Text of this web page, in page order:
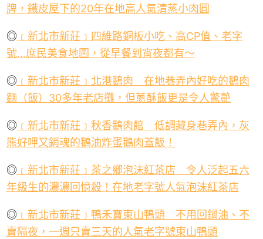
牌，鐵皮屋下的20年在地高人氣清蒸小肉圓
◎ ﹝新北市新莊﹞四維路銅板小吃、高CP值、老字
號...庶民美食地圖，從早餐到宵夜都有～
◎ ﹝新北市新莊﹞北港鵝肉 在地巷弄內好吃的鵝肉
麵（飯） 30多年老店攤，但蔥酥飯更是令人驚艷
◎ ﹝新北市新莊﹞秋香鵝肉館 低調藏身巷弄內，灰
熊好呷又銷魂的鵝油炸蛋鵝肉蓋飯！
◎ ﹝新北市新莊﹞茶之鄉泡沫紅茶店 令人泛起五六
年級生的濃濃回憶殺！在地老字號人氣泡沫紅茶店
◎ ﹝新北市新莊﹞鴨禾寶東山鴨頭 不用回鍋油、不
賣隔夜，一週只賣三天的人氣老字號東山鴨頭